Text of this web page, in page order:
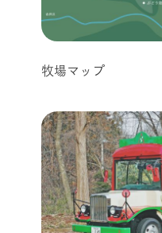
牧場マップ